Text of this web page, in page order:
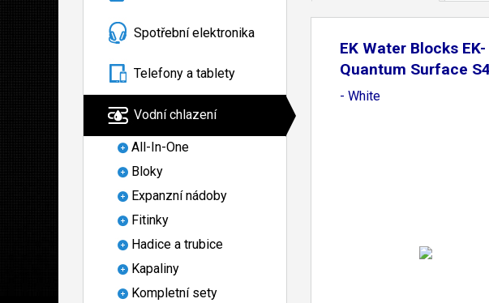
Spotřební elektronika
Telefony a tablety
Vodní chlazení
All-In-One
Bloky
Expanzní nádoby
Fitinky
Hadice a trubice
Kapaliny
Kompletní sety
EK Water Blocks EK-
Quantum Surface
- White